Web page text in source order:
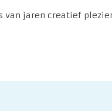
van jaren creatief